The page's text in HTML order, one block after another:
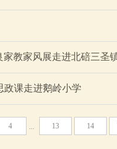
教家风展走进北碚三圣
政课走进鹅岭小学
4 ... 13 14